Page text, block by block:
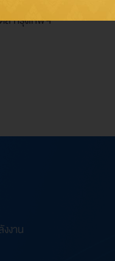
ล กรุงเทพฯ
งาน